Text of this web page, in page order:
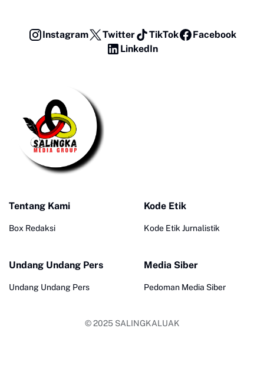
Instagram Twitter TikTok
Facebook
LinkedIn
Tentang Kami
Box Redaksi
Kode Etik
Kode Etik Jurnalistik
Undang Undang Pers
Undang Undang Pers
Media Siber
Pedoman Media Siber
© 2025 SALINGKALUAK